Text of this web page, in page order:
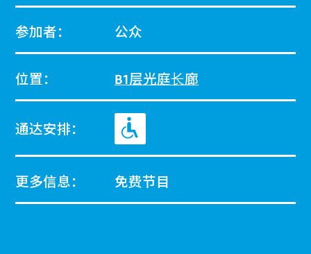
参加者： 公众
位置： B1层光庭⻓廊
通达安排：
更多信息： 免费节目